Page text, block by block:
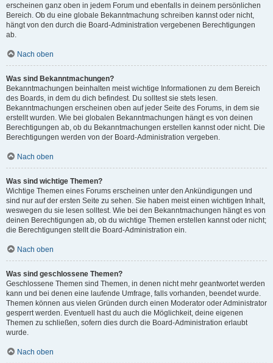
erscheinen ganz oben in jedem Forum und ebenfalls in deinem persönlichen
Bereich. Ob du eine globale Bekanntmachung schreiben kannst oder nicht,
hängt von den durch die Board-Administration vergebenen Berechtigungen
ab.
Nach oben
Was sind Bekanntmachungen?
Bekanntmachungen beinhalten meist wichtige Informationen zu dem Bereich
des Boards, in dem du dich befindest. Du solltest sie stets lesen.
Bekanntmachungen erscheinen oben auf jeder Seite des Forums, in dem sie
erstellt wurden. Wie bei globalen Bekanntmachungen hängt es von deinen
Berechtigungen ab, ob du Bekanntmachungen erstellen kannst oder nicht. Die
Berechtigungen werden von der Board-Administration vergeben.
Nach oben
Was sind wichtige Themen?
Wichtige Themen eines Forums erscheinen unter den Ankündigungen und
sind nur auf der ersten Seite zu sehen. Sie haben meist einen wichtigen Inhalt,
weswegen du sie lesen solltest. Wie bei den Bekanntmachungen hängt es von
deinen Berechtigungen ab, ob du wichtige Themen erstellen kannst oder nicht;
die Berechtigungen stellt die Board-Administration ein.
Nach oben
Was sind geschlossene Themen?
Geschlossene Themen sind Themen, in denen nicht mehr geantwortet werden
kann und bei denen eine laufende Umfrage, falls vorhanden, beendet wurde.
Themen können aus vielen Gründen durch einen Moderator oder Administrator
gesperrt werden. Eventuell hast du auch die Möglichkeit, deine eigenen
Themen zu schließen, sofern dies durch die Board-Administration erlaubt
wurde.
Nach oben